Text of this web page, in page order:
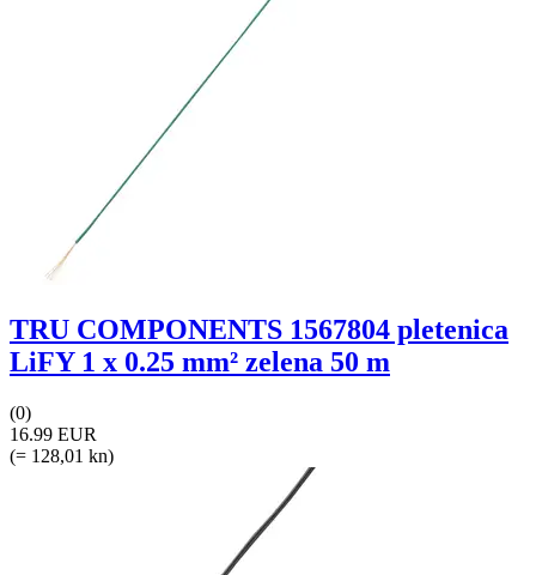
TRU COMPONENTS 1567804 pletenica
LiFY 1 x 0.25 mm² zelena 50 m
(0)
16.99 EUR
(= 128,01 kn)